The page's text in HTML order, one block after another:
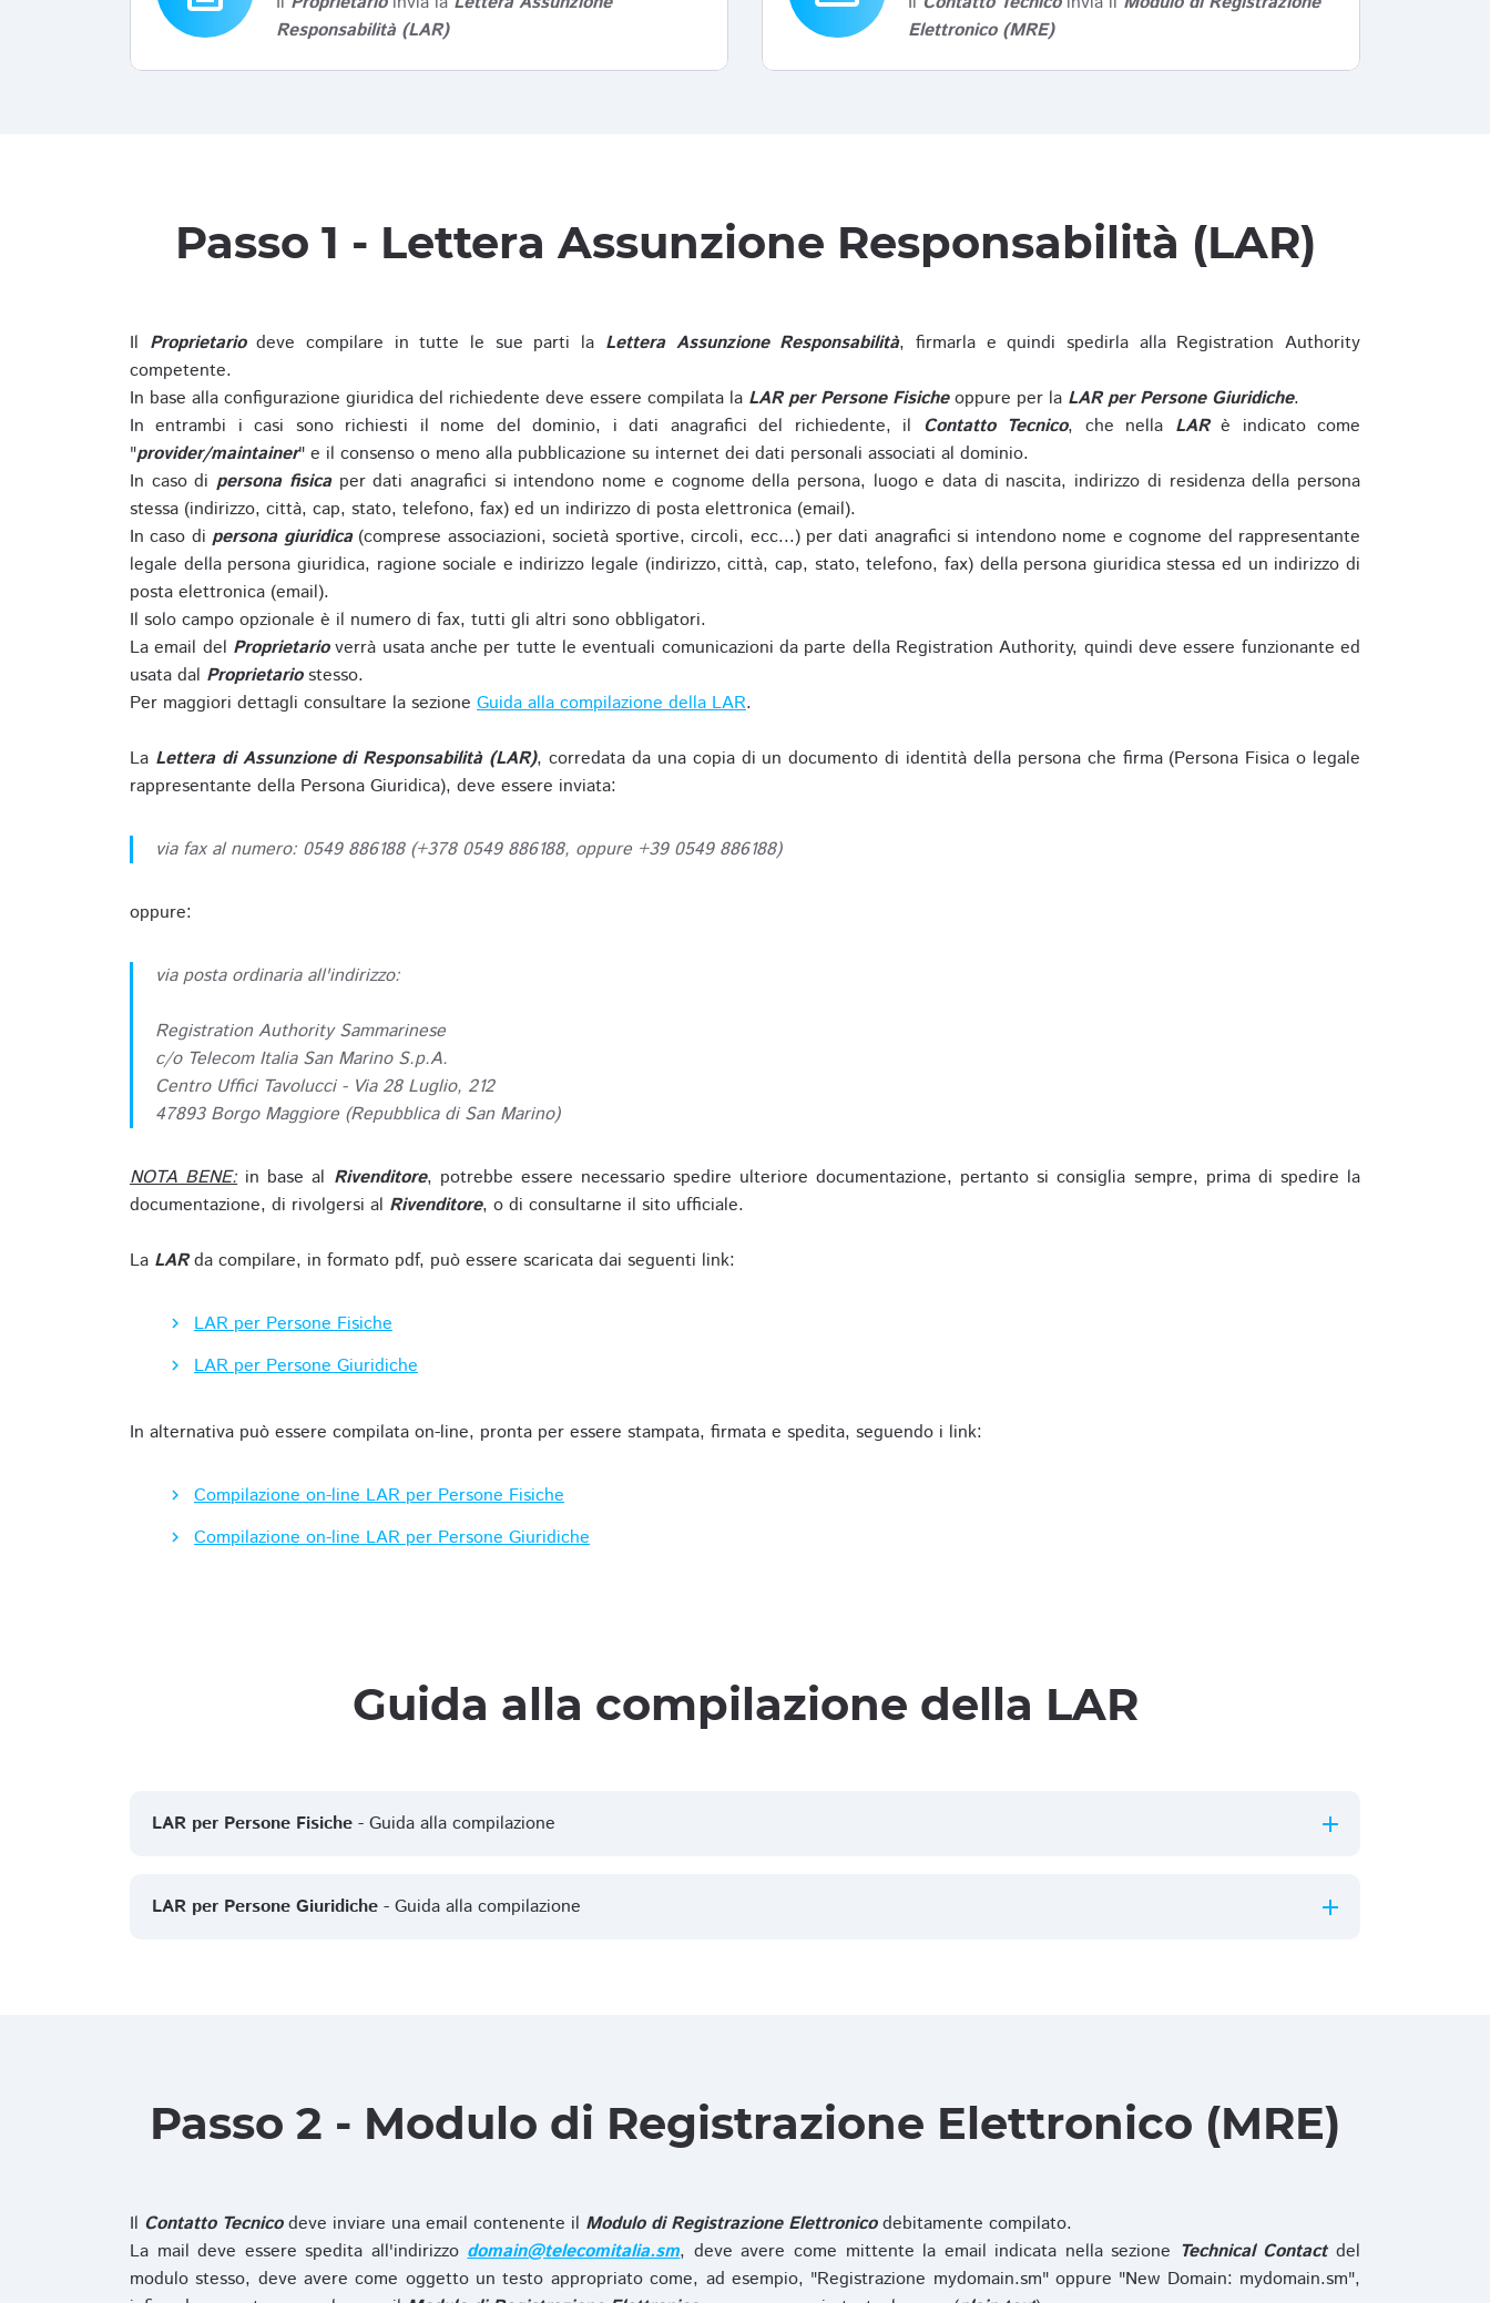
Responsabilità (LAR)
Elettronico (MRE)
Passo 1 - Lettera Assunzione Responsabilità (LAR)
Il Proprietariodeve compilare in tutte le sue parti la Lettera Assunzione Responsabilità, firmarla e quindi spedirla alla Registration Authority
competente.
In base alla configurazione giuridica del richiedente deve essere compilata la LAR per Persone Fisicheoppure per la LAR per Persone Giuridiche.
In entrambi i casi sono richiesti il nome del dominio, i dati anagrafici del richiedente, il Contatto Tecnico, che nella LARè indicato come
"provider/maintainer" e il consenso o meno alla pubblicazione su internet dei dati personali associati al dominio.
In caso dipersona fisicaper dati anagrafici si intendono nome e cognome della persona, luogo e data di nascita, indirizzo di residenza della persona
stessa (indirizzo, città, cap, stato, telefono, fax) ed un indirizzo di posta elettronica (email).
In caso dipersona giuridica(comprese associazioni, società sportive, circoli, ecc...) per dati anagrafici si intendono nome e cognome del rappresentante
legale della persona giuridica, ragione sociale e indirizzo legale (indirizzo, città, cap, stato, telefono, fax) della persona giuridica stessa ed un indirizzo di
posta elettronica (email).
Il solo campo opzionale è il numero di fax, tutti gli altri sono obbligatori.
La email del Proprietarioverrà usata anche per tutte le eventuali comunicazioni da parte della Registration Authority, quindi deve essere funzionante ed
usata dal Proprietariostesso.
Per maggiori dettagli consultare la sezione Guida alla compilazione della LAR.
La Lettera di Assunzione di Responsabilità (LAR), corredata da una copia di un documento di identità della persona che firma (Persona Fisica o legale
rappresentante della Persona Giuridica), deve essere inviata:
via fax al numero: 0549 886188 (+378 0549 886188, oppure +39 0549 886188)
oppure:
via posta ordinaria all'indirizzo:
Registration Authority Sammarinese
c/o Telecom Italia San Marino S.p.A.
Centro Uffici Tavolucci - Via 28 Luglio, 212
47893 Borgo Maggiore (Repubblica di San Marino)
NOTA BENE: in base al Rivenditore, potrebbe essere necessario spedire ulteriore documentazione, pertanto si consiglia sempre, prima di spedire la
documentazione, di rivolgersi al Rivenditore, o di consultarne il sito ufficiale.
La LARda compilare, in formato pdf, può essere scaricata dai seguenti link:
LAR per Persone Fisiche
LAR per Persone Giuridiche
In alternativa può essere compilata on-line, pronta per essere stampata, firmata e spedita, seguendo i link:
Compilazione on-line LAR per Persone Fisiche
Compilazione on-line LAR per Persone Giuridiche
Guida alla compilazione della LAR
LAR per Persone Fisiche - Guida alla compilazione
LAR per Persone Giuridiche - Guida alla compilazione
Passo 2 - Modulo di Registrazione Elettronico (MRE)
Il Contatto Tecnicodeve inviare una email contenente il Modulo di Registrazione Elettronicodebitamente compilato.
La mail deve essere spedita all'indirizzodomain@telecomitalia.sm, deve avere come mittente la email indicata nella sezione Technical Contactdel
modulo stesso, deve avere come oggetto un testo appropriato come, ad esempio, "Registrazione mydomain.sm" oppure "New Domain: mydomain.sm",